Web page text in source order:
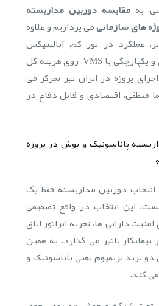
بهمقایسه دوربین مداربسته
های سازمانیمی پردازیم و علاوه
عملکرد در نور کم، آنالیتیکس
هوشمند، امنیت سایبری و یکپارچگی با VMS، روی هزینه کل
پروژه در ایران نیز تمرکز می
منطقی، اقتصادی و قابل دفاع در
پاناسونیک و بوش در پروژه
انتخاب دوربین مداربسته فقط یک
این انتخاب در واقع تصمیمی
دارایی ها، تجربه اپراتور اتاق
پیمانکار تاثیر می گذارد. به همین
برند پریمیوم یعنی پاناسونیک و
کند.